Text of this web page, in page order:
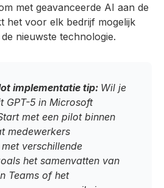
met geavanceerde AI aan de
het voor elk bedrijf mogelijk
nieuwste technologie.
implementatie tip: Wil je
GPT-5 in Microsoft
met een pilot binnen
medewerkers
verschillende
het samenvatten van
Teams of het